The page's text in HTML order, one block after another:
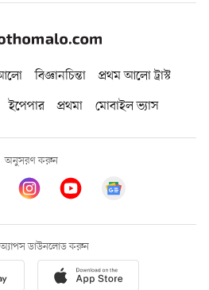
বিজ্ঞানচিন্তা
প্রথম আলো ট্রাস্ট
ইপেপার প্রথমা মোবাইল ভ্যাস
অনুসরণ করুন
ডাউনলোড করুন